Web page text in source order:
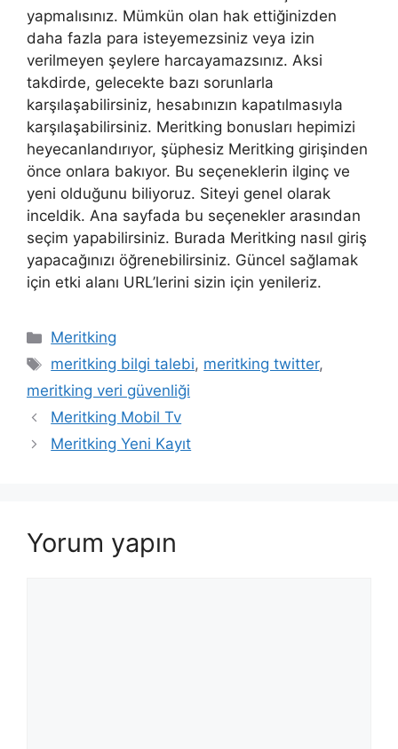
yapmalısınız. Mümkün olan hak ettiğinizden
daha fazla para isteyemezsiniz veya izin
verilmeyen şeylere harcayamazsınız. Aksi
takdirde, gelecekte bazı sorunlarla
karşılaşabilirsiniz, hesabınızın kapatılmasıyla
karşılaşabilirsiniz. Meritking bonusları hepimizi
heyecanlandırıyor, şüphesiz Meritking girişinden
önce onlara bakıyor. Bu seçeneklerin ilginç ve
yeni olduğunu biliyoruz. Siteyi genel olarak
inceldik. Ana sayfada bu seçenekler arasından
seçim yapabilirsiniz. Burada Meritking nasıl giriş
yapacağınızı öğrenebilirsiniz. Güncel sağlamak
için etki alanı URL’lerini sizin için yenileriz.
Kategoriler
Meritking
Etiketler
meritking bilgi talebi, meritking twitter,
meritking veri güvenliği
Meritking Mobil Tv
Meritking Yeni Kayıt
Yorum yapın